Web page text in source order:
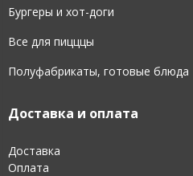
Бургеры и хот-доги
Все для пицццы
Полуфабрикаты, готовые блюда
Доставка и оплата
Доставка
Оплата